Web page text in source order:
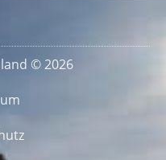
© 2026